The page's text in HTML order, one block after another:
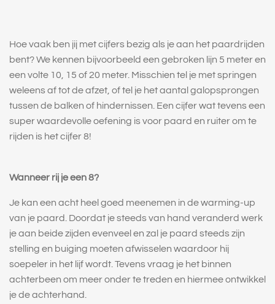
Hoe vaak ben jij met cijfers bezig als je aan het paardrijden
bent? We kennen bijvoorbeeld een gebroken lijn 5 meter en
een volte 10, 15 of 20 meter. Misschien tel je met springen
weleens af tot de afzet, of tel je het aantal galopsprongen
tussen de balken of hindernissen. Een cijfer wat tevens een
super waardevolle oefening is voor paard en ruiter om te
rijden is het cijfer 8!
Wanneer rij je een 8?
Je kan een acht heel goed meenemen in de warming-up
van je paard. Doordat je steeds van hand veranderd werk
je aan beide zijden evenveel en zal je paard steeds zijn
stelling en buiging moeten afwisselen waardoor hij
soepeler in het lijf wordt. Tevens vraag je het binnen
achterbeen om meer onder te treden en hiermee ontwikkel
je de achterhand.